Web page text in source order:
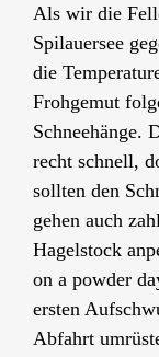
Als wir die
Spilauersee
die
Frohgemut
Schneehänge.
recht schnell,
sollten den
gehen auch
Hagelstock
on a powder
ersten
Abfahrt